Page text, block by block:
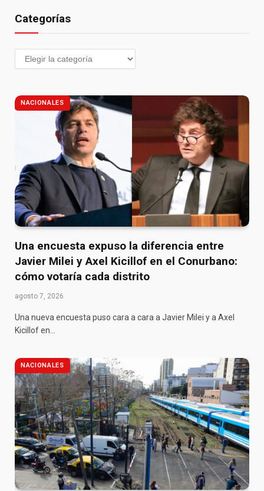
Categorías
NACIONALES
Una encuesta expuso la diferencia entre
Javier Milei y Axel Kicillof en el Conurbano:
cómo votaría cada distrito
agosto 7, 2026
Una nueva encuesta puso cara a cara a Javier Milei y a Axel
Kicillof en…
NACIONALES